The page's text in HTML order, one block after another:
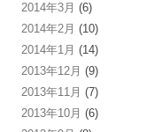
2014年3月 (6)
2014年2月 (10)
2014年1月 (14)
2013年12月 (9)
2013年11月 (7)
2013年10月 (6)